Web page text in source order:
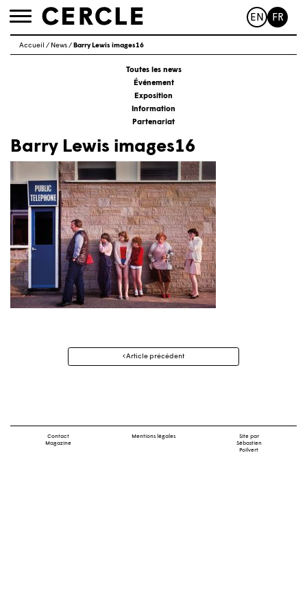
Toggle
EN FR
Accueil / News/ Barry Lewis images16
Toutes les news
Événement
Exposition
Information
Partenariat
Barry Lewis images16
Navigation
Article précédent
Contact
Magazine
Mentions légales
Site par
Sébastien
Poilvert